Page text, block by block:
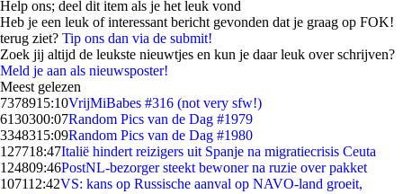
Help ons; deel dit item als je het leuk vond
Heb je een leuk of interessant bericht gevonden dat je graag op FOK!
terug ziet? Tip ons dan via de submit!
Zoek jij altijd de leukste nieuwtjes en kun je daar leuk over schrijven?
Meld je aan als nieuwsposter!
Meest gelezen
7378915:10VrijMiBabes #316 (not very sfw!)
6130300:07Random Pics van de Dag #1979
3348315:09Random Pics van de Dag #1980
127718:47Italië hindert reizigers uit Spanje na migratiecrisis Ceuta
124809:46PostNL-bezorger steekt bewoner na ruzie over pakket
107112:42VS: kans op Russische aanval op NAVO-land groeit,